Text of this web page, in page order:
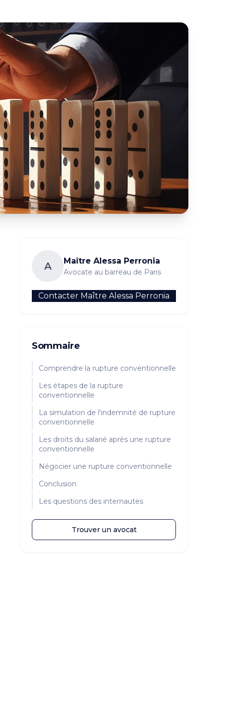
A Maître Alessa Perronia
Avocate au barreau de Paris
Contacter Maître Alessa Perronia
Sommaire
Comprendre la rupture conventionnelle
Les étapes de la rupture
conventionnelle
La simulation de l'indemnité de rupture
conventionnelle
Les droits du salarié après une rupture
conventionnelle
Négocier une rupture conventionnelle
Conclusion
Les questions des internautes
Trouver un avocat